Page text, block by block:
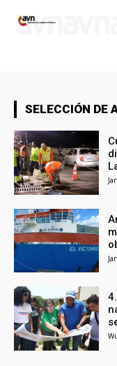
SELECCIÓN DE